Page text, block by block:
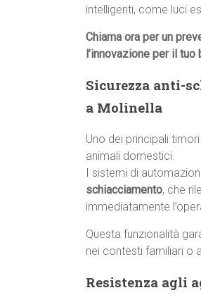
intelligenti, come luci
Chiama ora per un
l’innovazione per il
Sicurezza anti-
a Molinella
Uno dei principali
animali domestici.
I sistemi di
schiacciamento, che
immediatamente
Questa funzionalità
nei contesti familiari o
Resistenza agli